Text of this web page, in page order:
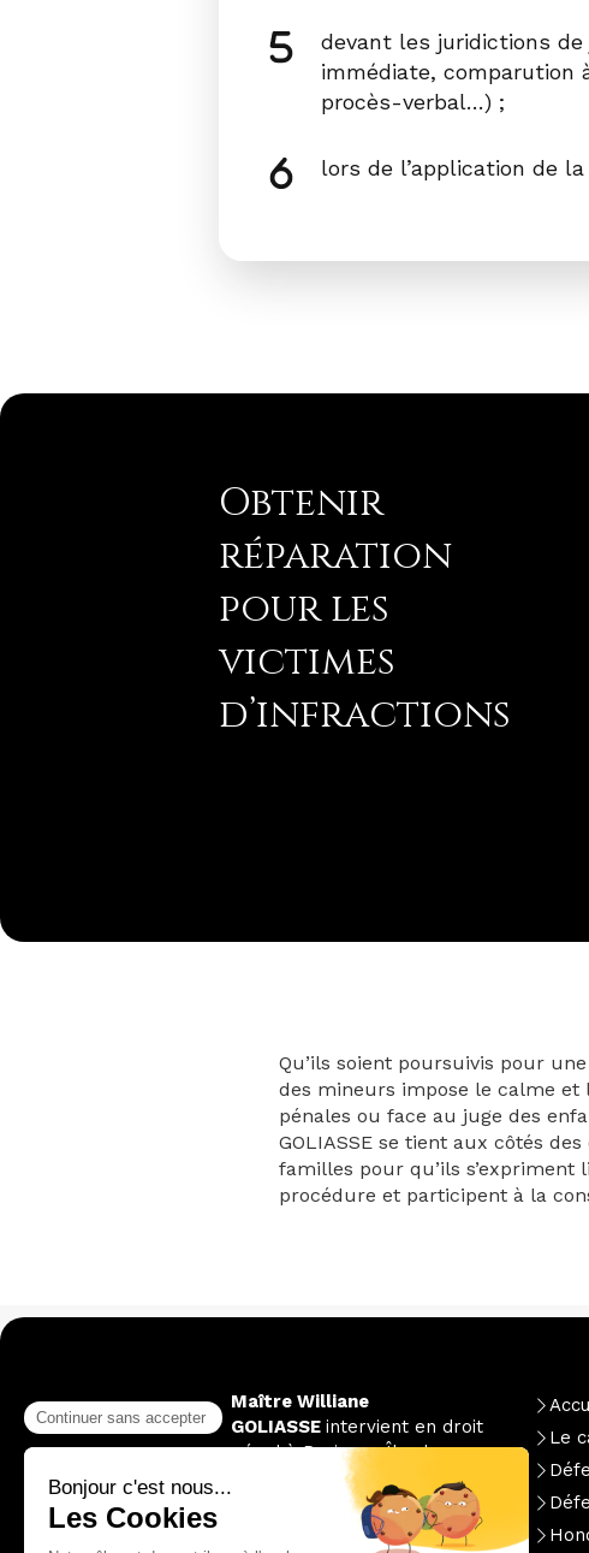
devant les juridictions
immédiate, comparution
procès-verbal…) ;
lors de l’application de la
Obtenir
réparation
pour les
victimes
d’infractions
Qu’ils soient poursuivis pour
des mineurs impose le calme et
pénales ou face au juge des
GOLIASSE se tient aux côtés
familles pour qu’ils
procédure et participent à la
Maître Williane
GOLIASSE intervient en droit
pénal à Paris, en Île-de-
France et dans toute la
Le